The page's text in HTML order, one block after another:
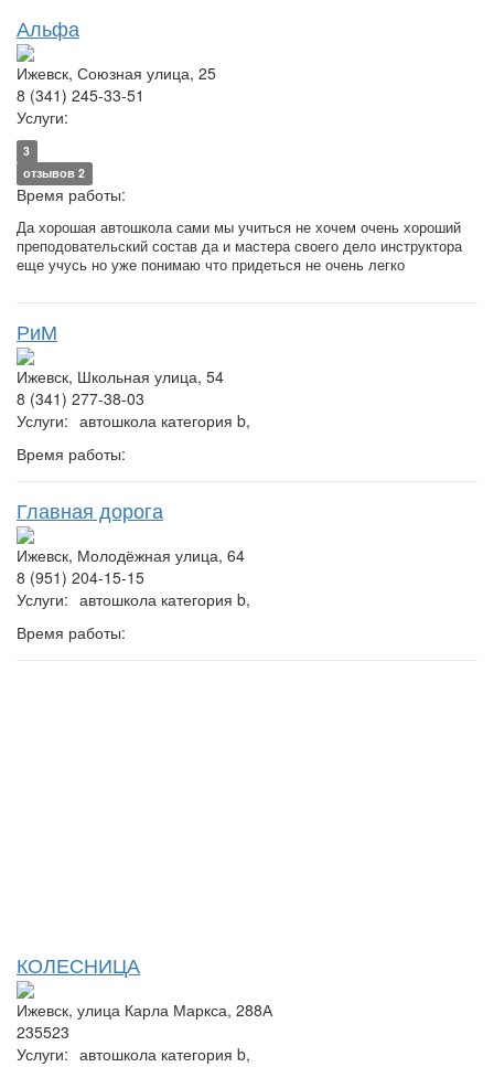
Альфа
Ижевск, Союзная улица, 25
8 (341) 245-33-51
Услуги:
3
отзывов 2
Время работы:
Да хорошая автошкола сами мы учиться не хочем очень хороший
преподовательский состав да и мастера своего дело инструктора
еще учусь но уже понимаю что придеться не очень легко
РиМ
Ижевск, Школьная улица, 54
8 (341) 277-38-03
Услуги: автошкола категория b,
Время работы:
Главная дорога
Ижевск, Молодёжная улица, 64
8 (951) 204-15-15
Услуги: автошкола категория b,
Время работы:
КОЛЕСНИЦА
Ижевск, улица Карла Маркса, 288А
235523
Услуги: автошкола категория b,